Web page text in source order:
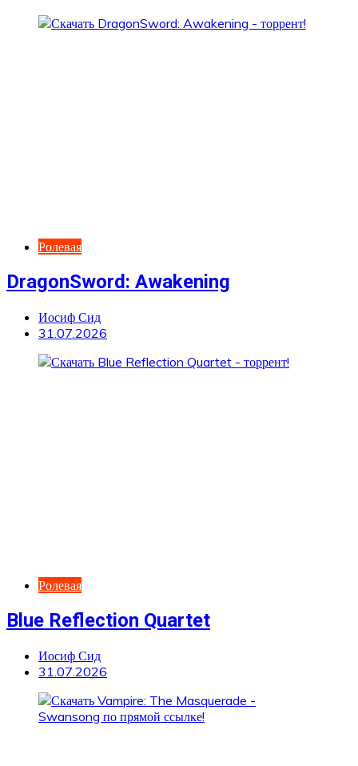
Ролевая
DragonSword: Awakening
Иосиф Сид
31.07.2026
Ролевая
Blue Reflection Quartet
Иосиф Сид
31.07.2026